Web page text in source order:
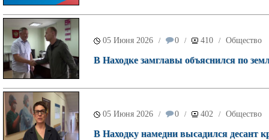
05 Июня 2026 / 0 / 410 / Общество
В Находке замглавы объяснился по
05 Июня 2026 / 0 / 402 / Общество
В Находку намедни высадился десант